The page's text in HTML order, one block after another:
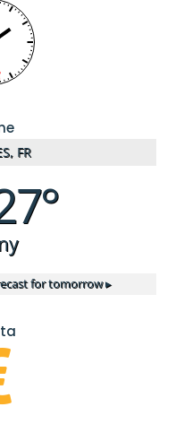
FR
for tomorrow ▸